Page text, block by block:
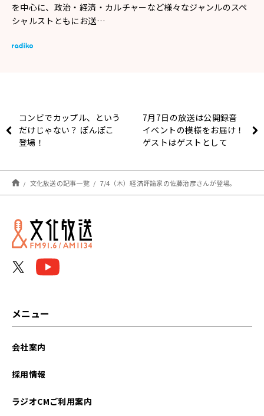
を中心に、政治・経済・カルチャーなど様々なジャンルのスペ
シャルストともにお送…
コンビでカップル、という
だけじゃない？ ぽんぽこ
登場！
7月7日の放送は公開録音
イベントの模様をお届け！
ゲストはゲストとして
さんが登場！『アインシュ
タイン・山崎紘菜 Heat &
Heart!』
文化放送の記事一覧 7/4（木）経済評論家の佐藤治彦さんが登場。
メニュー
会社案内
採用情報
ラジオCMご利用案内